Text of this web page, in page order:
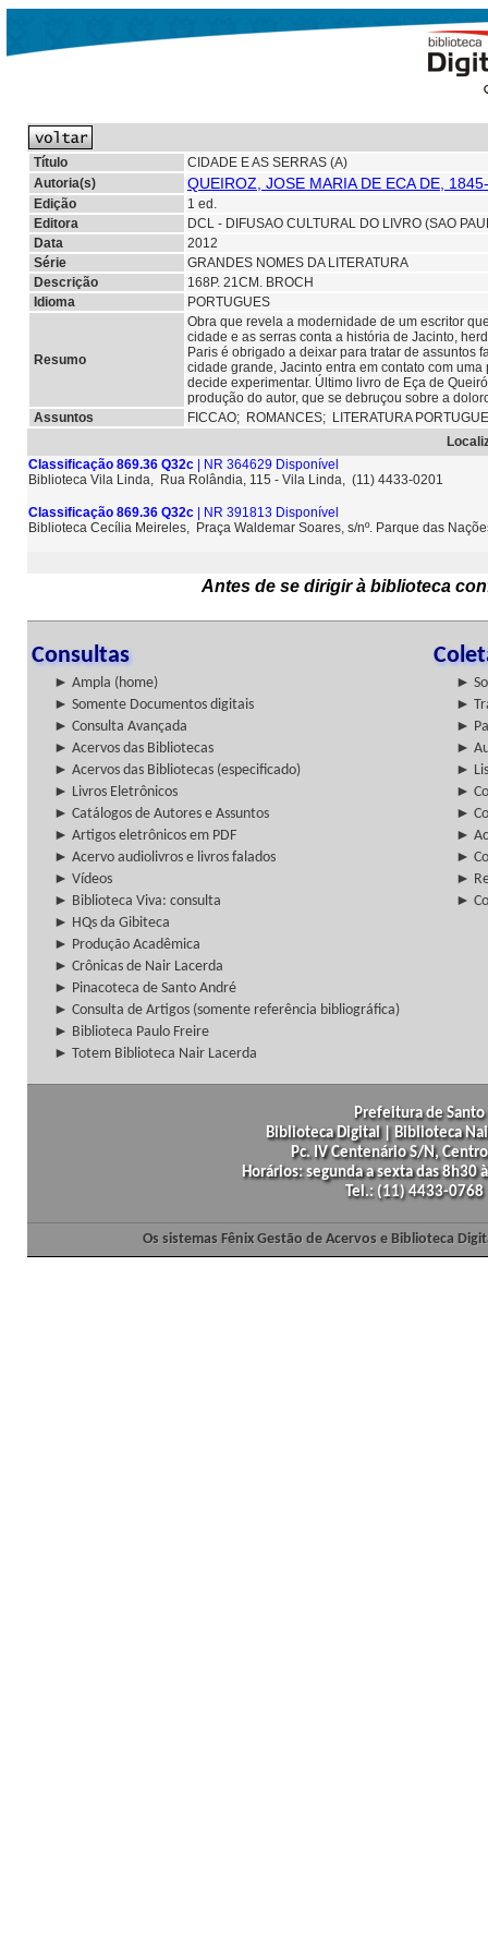
Título
CIDADE E AS SERRAS (A)
Autoria(s)
QUEIROZ, JOSE MARIA DE ECA DE,
Edição
1 ed.
Editora
DCL - DIFUSAO CULTURAL DO LIVRO (SAO
Data
2012
Série
GRANDES NOMES DA LITERATURA
Descrição
168P. 21CM. BROCH
Idioma
PORTUGUES
Resumo
Obra que revela a modernidade de um escritor
cidade e as serras conta a história de Jacinto,
Paris é obrigado a deixar para tratar de assuntos
cidade grande, Jacinto entra em contato com
decide experimentar. Último livro de Eça de
produção do autor, que se debruçou sobre a
Assuntos
FICCAO; ROMANCES; LITERATURA
Classificação 869.36 Q32c | NR 364629 Disponível
Biblioteca Vila Linda, Rua Rolândia, 115 - Vila Linda, (11) 4433-0201
Classificação 869.36 Q32c | NR 391813 Disponível
Biblioteca Cecília Meireles, Praça Waldemar Soares, s/nº. Parque das
Antes de se dirigir à biblioteca
Consultas
► Ampla (home)
►
► Somente Documentos digitais
►
► Consulta Avançada
►
► Acervos das Bibliotecas
►
► Acervos das Bibliotecas (especificado)
►
► Livros Eletrônicos
►
► Catálogos de Autores e Assuntos
►
► Artigos eletrônicos em PDF
►
► Acervo audiolivros e livros falados
►
► Vídeos
►
► Biblioteca Viva: consulta
►
► HQs da Gibiteca
► Produção Acadêmica
► Crônicas de Nair Lacerda
► Pinacoteca de Santo André
► Consulta de Artigos (somente referência bibliográfica)
► Biblioteca Paulo Freire
► Totem Biblioteca Nair Lacerda
Prefeitura de
Biblioteca Digital | Biblioteca
Pc. IV Centenário S/N,
Horários: segunda a sexta das
Tel.: (11) 4433-
Os sistemas Fênix Gestão de Acervos e Biblioteca